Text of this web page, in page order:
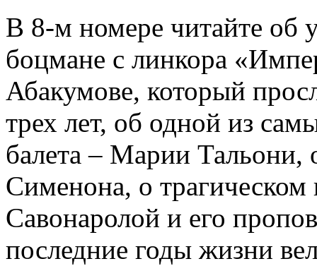
В 8-м номере читайте об
боцмане с линкора
Абакумове, который
трех лет, об одной из
балета – Марии
Сименона, о трагическом
Савонаролой и его
последние годы жизни